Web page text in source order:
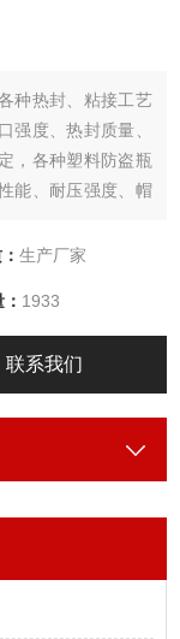
种热封、粘接工艺
强度、热封质量、
，各种塑料防盗瓶
能、耐压强度、帽
生产厂家
1933
联系我们